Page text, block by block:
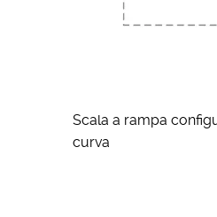
Scala a rampa
curva